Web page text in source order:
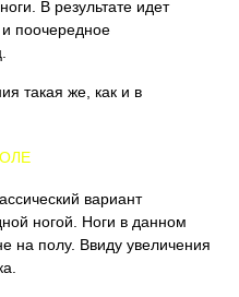
В результате идет
поочередное
такая же, как и в
вариант
ногой. Ноги в данном
на полу. Ввиду увеличения